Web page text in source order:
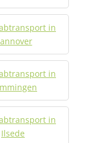
in
in
in
Ilsede